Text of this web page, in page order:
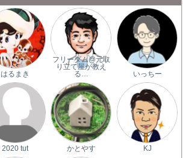
はるまき
フリーダム@元取
り立て屋が教え
る…
いっちー
2020 tut かとやす KJ